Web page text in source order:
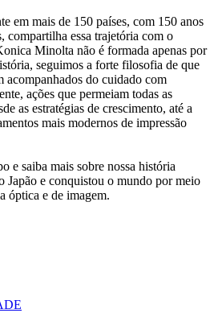
em mais de 150 países, com 150 anos
compartilha essa trajetória com o
Minolta não é formada apenas por
seguimos a forte filosofia de que
acompanhados do cuidado com
ações que permeiam todas as
as estratégias de crescimento, até a
mais modernos de impressão
e saiba mais sobre nossa história
Japão e conquistou o mundo por meio
óptica e de imagem.